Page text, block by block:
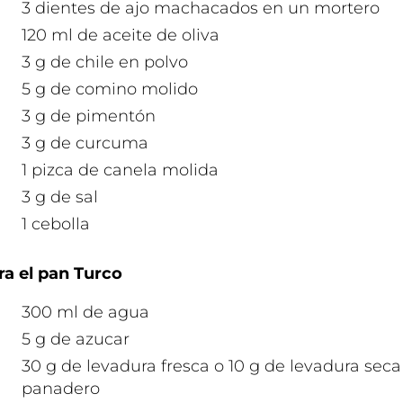
3 dientes de ajo machacados en un mortero
120 ml de aceite de oliva
3 g de chile en polvo
5 g de comino molido
3 g de pimentón
3 g de curcuma
1 pizca de canela molida
3 g de sal
1 cebolla
el pan Turco
300 ml de agua
5 g de azucar
30 g de levadura fresca o 10 g de levadura
panadero